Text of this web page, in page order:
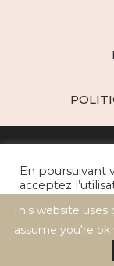
Paris d'épices -
This website uses
assume you're
En poursuivant
acceptez
Cookie settings